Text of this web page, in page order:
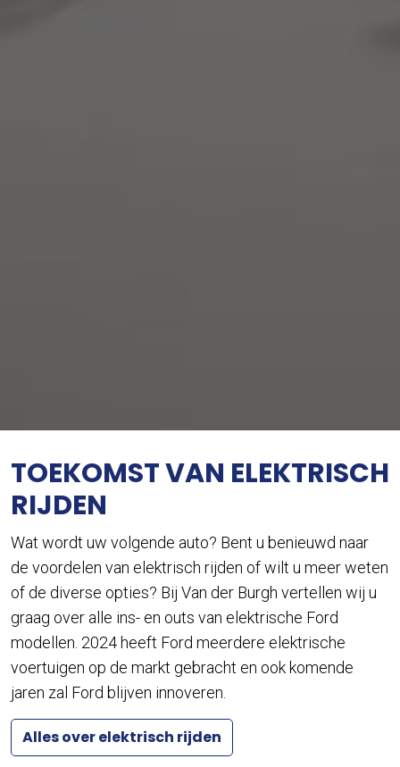
TOEKOMST VAN ELEKTRISCH
RIJDEN
Wat wordt uw volgende auto? Bent u benieuwd naar
de voordelen van elektrisch rijden of wilt u meer weten
of de diverse opties? Bij Van der Burgh vertellen wij u
graag over alle ins- en outs van elektrische Ford
modellen. 2024 heeft Ford meerdere elektrische
voertuigen op de markt gebracht en ook komende
jaren zal Ford blijven innoveren.
Alles over elektrisch rijden